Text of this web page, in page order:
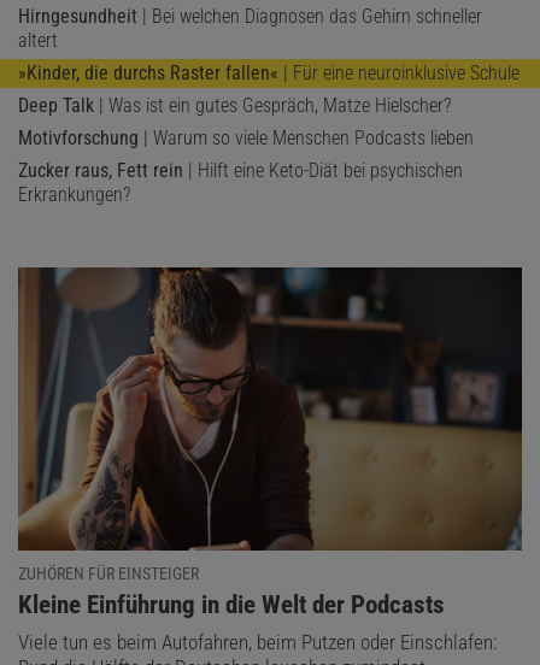
Hirngesundheit | Bei welchen Diagnosen das Gehirn schneller
altert
»Kinder, die durchs Raster fallen« | Für eine neuroinklusive Schule
Deep Talk | Was ist ein gutes Gespräch, Matze Hielscher?
Motivforschung | Warum so viele Menschen Podcasts lieben
Zucker raus, Fett rein | Hilft eine Keto-Diät bei psychischen
Erkrankungen?
ZUHÖREN FÜR EINSTEIGER
:
Kleine Einführung in die Welt der Podcasts
Viele tun es beim Autofahren, beim Putzen oder Einschlafen: